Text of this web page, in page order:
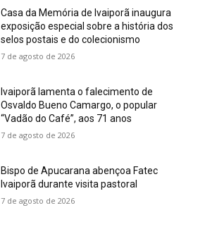
Casa da Memória de Ivaiporã inaugura
exposição especial sobre a história dos
selos postais e do colecionismo
7 de agosto de 2026
Ivaiporã lamenta o falecimento de
Osvaldo Bueno Camargo, o popular
“Vadão do Café”, aos 71 anos
7 de agosto de 2026
Bispo de Apucarana abençoa Fatec
Ivaiporã durante visita pastoral
7 de agosto de 2026